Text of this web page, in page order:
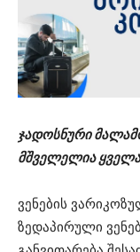
ჯადოსნური
მშველელია
ვენების
ზედაპირული